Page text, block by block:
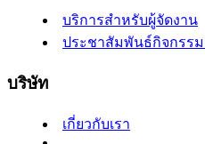
บริการสำหรับผู้จัดงาน
ประชาสัมพันธ์กิจกรร
บริษัท
เกี่ยวกับเรา